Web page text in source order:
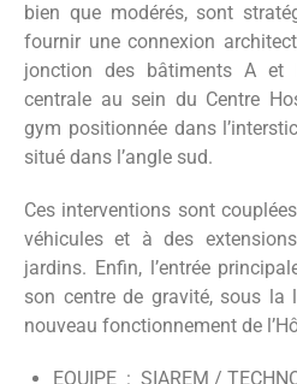
bien que modérés, sont
fournir une connexion
jonction des bâtiments A et
centrale au sein du Centre
gym positionnée dans
situé dans l’angle sud.
Ces interventions sont
véhicules et à des
jardins. Enfin, l’entrée
son centre de gravité, sous la
nouveau fonctionnement de
EQUIPE : SIAREM /